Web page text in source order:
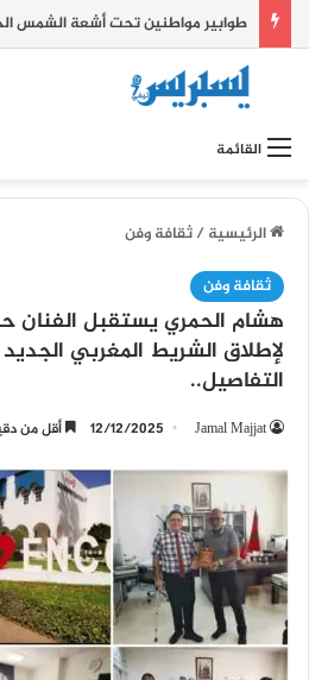
القائمة
الرئيسية/ثقافة وفن
ثقافة وفن
هشام الحمري يستقبل الفنان
لإطلاق الشريط المغربي
التفاصيل..
Jamal Majjat
12/12/2025 أقل من